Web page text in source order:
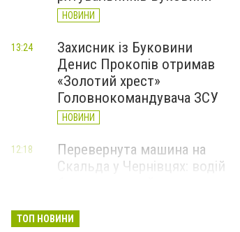
НОВИНИ
Захисник із Буковини
Денис Прокопів отримав
«Золотий хрест»
Головнокомандувача ЗСУ
НОВИНИ
13:24
Перевернута машина на
Скальда у Чернівцях: водій
12:18
ТОП НОВИНИ